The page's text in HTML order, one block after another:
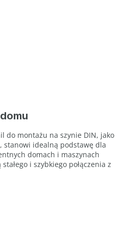
do montażu na szynie DIN, jako
stanowi idealną podstawę dla
domach i maszynach
i szybkiego połączenia z